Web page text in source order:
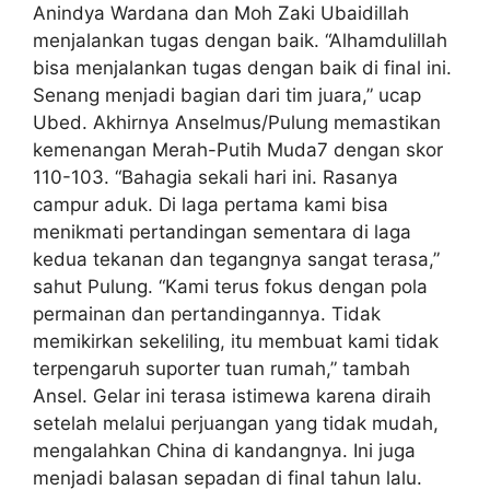
Anindya Wardana dan Moh Zaki Ubaidillah
menjalankan tugas dengan baik. “Alhamdulillah
bisa menjalankan tugas dengan baik di final ini.
Senang menjadi bagian dari tim juara,” ucap
Ubed. Akhirnya Anselmus/Pulung memastikan
kemenangan Merah-Putih Muda7 dengan skor
110-103. “Bahagia sekali hari ini. Rasanya
campur aduk. Di laga pertama kami bisa
menikmati pertandingan sementara di laga
kedua tekanan dan tegangnya sangat terasa,”
sahut Pulung. “Kami terus fokus dengan pola
permainan dan pertandingannya. Tidak
memikirkan sekeliling, itu membuat kami tidak
terpengaruh suporter tuan rumah,” tambah
Ansel. Gelar ini terasa istimewa karena diraih
setelah melalui perjuangan yang tidak mudah,
mengalahkan China di kandangnya. Ini juga
menjadi balasan sepadan di final tahun lalu.